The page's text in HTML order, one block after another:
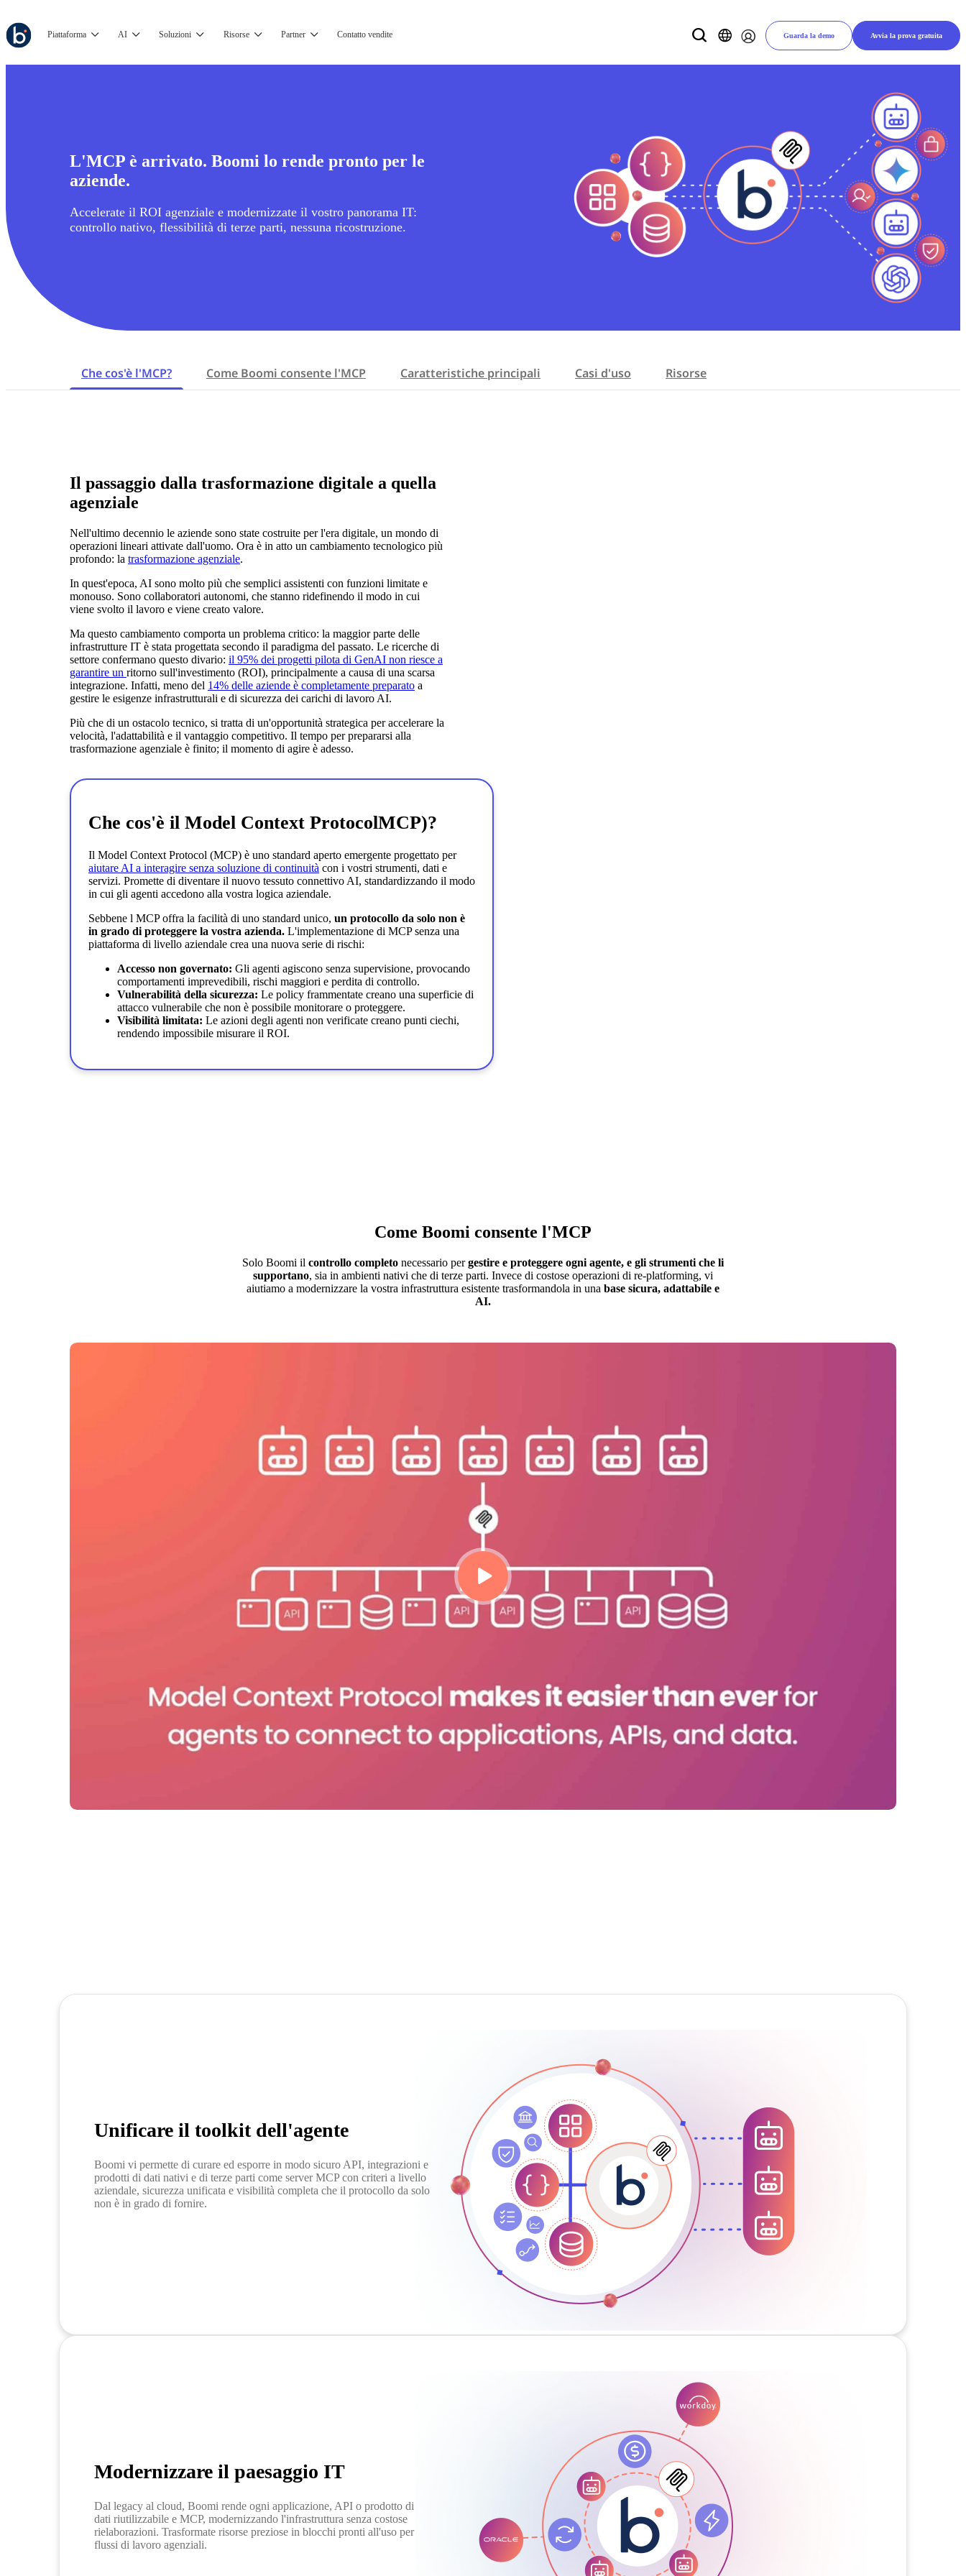
Piattaforma AI Soluzioni Risorse Partner Contatto vendite Guarda la demo Avvia la prova gratuita
L'MCP è arrivato. Boomi lo rende pronto per le
aziende.
Accelerate il ROI agenziale e modernizzate il vostro panorama IT:
controllo nativo, flessibilità di terze parti, nessuna ricostruzione.
Che cos'è l'MCP? Come Boomi consente l'MCP Caratteristiche principali Casi d'uso Risorse
Il passaggio dalla trasformazione digitale a quella
agenziale
Nell'ultimo decennio le aziende sono state costruite per l'era digitale, un mondo di
operazioni lineari attivate dall'uomo. Ora è in atto un cambiamento tecnologico più
profondo: la trasformazione agenziale.
In quest'epoca, AI sono molto più che semplici assistenti con funzioni limitate e
monouso. Sono collaboratori autonomi, che stanno ridefinendo il modo in cui
viene svolto il lavoro e viene creato valore.
Ma questo cambiamento comporta un problema critico: la maggior parte delle
infrastrutture IT è stata progettata secondo il paradigma del passato. Le ricerche di
settore confermano questo divario: il 95% dei progetti pilota di GenAI non riesce a
garantire un ritorno sull'investimento (ROI), principalmente a causa di una scarsa
integrazione. Infatti, meno del 14% delle aziende è completamente preparatoa
gestire le esigenze infrastrutturali e di sicurezza dei carichi di lavoro AI.
Più che di un ostacolo tecnico, si tratta di un'opportunità strategica per accelerare la
velocità, l'adattabilità e il vantaggio competitivo. Il tempo per prepararsi alla
trasformazione agenziale è finito; il momento di agire è adesso.
Che cos'è il Model Context ProtocolMCP)?
Il Model Context Protocol (MCP) è uno standard aperto emergente progettato per
aiutare AI a interagire senza soluzione di continuità con i vostri strumenti, dati e
servizi. Promette di diventare il nuovo tessuto connettivo AI, standardizzando il modo
in cui gli agenti accedono alla vostra logica aziendale.
Sebbene l MCP offra la facilità di uno standard unico, un protocollo da solo non è
in grado di proteggere la vostra azienda.L'implementazione di MCP senza una
piattaforma di livello aziendale crea una nuova serie di rischi:
Accesso non governato: Gli agenti agiscono senza supervisione, provocando
comportamenti imprevedibili, rischi maggiori e perdita di controllo.
Vulnerabilità della sicurezza: Le policy frammentate creano una superficie di
attacco vulnerabile che non è possibile monitorare o proteggere.
Visibilità limitata: Le azioni degli agenti non verificate creano punti ciechi,
rendendo impossibile misurare il ROI.
Come Boomi consente l'MCP
Solo Boomi il controllo completonecessario pergestire e proteggere ogni agente, e gli strumenti che li
supportano, sia in ambienti nativi che di terze parti. Invece di costose operazioni di re-platforming, vi
aiutiamo a modernizzare la vostra infrastruttura esistente trasformandola in una base sicura, adattabile e
AI.
Unificare il toolkit dell'agente
Boomi vi permette di curare ed esporre in modo sicuro API, integrazioni e
prodotti di dati nativi e di terze parti come server MCP con criteri a livello
aziendale, sicurezza unificata e visibilità completa che il protocollo da solo
non è in grado di fornire.
Modernizzare il paesaggio IT
Dal legacy al cloud, Boomi rende ogni applicazione, API o prodotto di
dati riutilizzabile e MCP, modernizzando l'infrastruttura senza costose
rielaborazioni. Trasformate risorse preziose in blocchi pronti all'uso per
flussi di lavoro agenziali.